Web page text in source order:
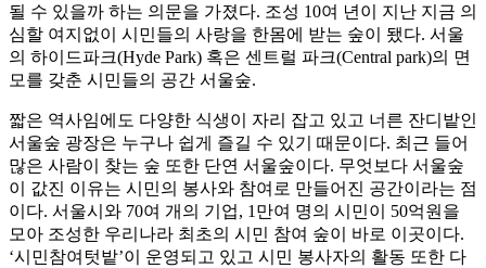
될 수 있을까 하는 의문을 가졌다. 조성 10여 년이 지난 지금 의
심할 여지없이 시민들의 사랑을 한몸에 받는 숲이 됐다. 서울
의 하이드파크(Hyde Park) 혹은 센트럴 파크(Central park)의 면
모를 갖춘 시민들의 공간 서울숲.
짧은 역사임에도 다양한 식생이 자리 잡고 있고 너른 잔디밭인
서울숲 광장은 누구나 쉽게 즐길 수 있기 때문이다. 최근 들어
많은 사람이 찾는 숲 또한 단연 서울숲이다. 무엇보다 서울숲
이 값진 이유는 시민의 봉사와 참여로 만들어진 공간이라는 점
이다. 서울시와 70여 개의 기업, 1만여 명의 시민이 50억원을
모아 조성한 우리나라 최초의 시민 참여 숲이 바로 이곳이다.
‘시민참여텃밭’이 운영되고 있고 시민 봉사자의 활동 또한 다